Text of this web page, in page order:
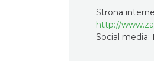
Strona
http://
Social media: